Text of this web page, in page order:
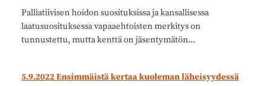
Palliatiivisen hoidon suosituksissa ja kansallisessa
laatusuosituksessa vapaaehtoisten merkitys on
tunnustettu, mutta kenttä on jäsentymätön...
5.9.2022 Ensimmäistä kertaa kuoleman läheisyydessä